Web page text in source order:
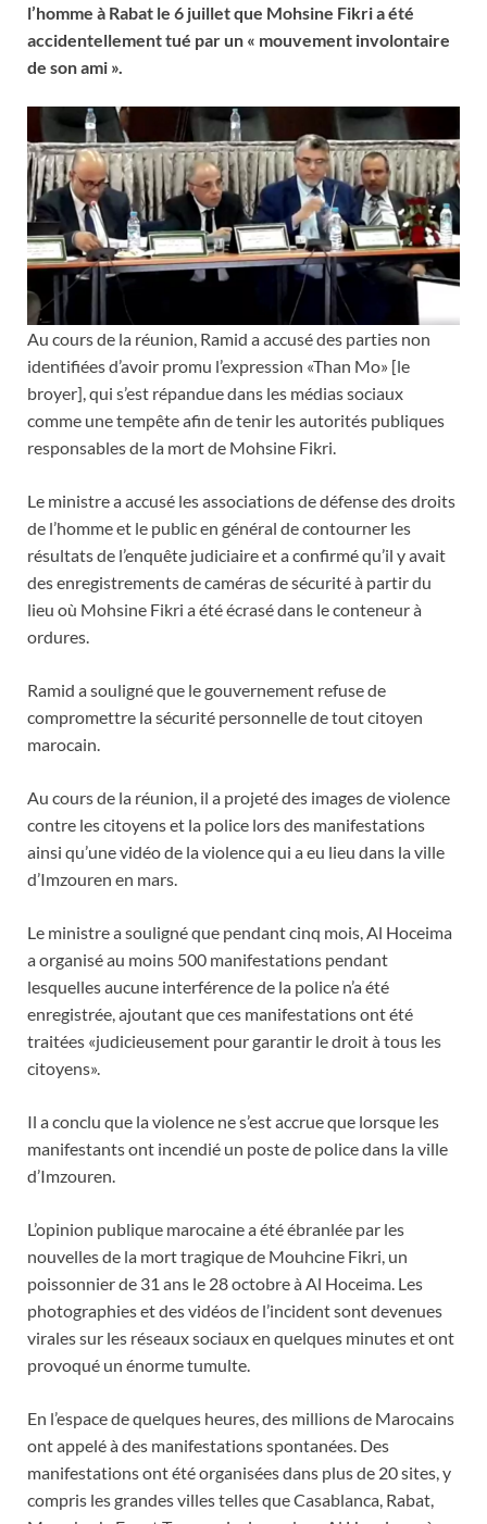
l’homme à Rabat le 6 juillet que Mohsine Fikri a été
accidentellement tué par un « mouvement involontaire
de son ami ».
Au cours de la réunion, Ramid a accusé des parties non
identifiées d’avoir promu l’expression «Than Mo» [le
broyer], qui s’est répandue dans les médias sociaux
comme une tempête afin de tenir les autorités publiques
responsables de la mort de Mohsine Fikri.
Le ministre a accusé les associations de défense des droits
de l’homme et le public en général de contourner les
résultats de l’enquête judiciaire et a confirmé qu’il y avait
des enregistrements de caméras de sécurité à partir du
lieu où Mohsine Fikri a été écrasé dans le conteneur à
ordures.
Ramid a souligné que le gouvernement refuse de
compromettre la sécurité personnelle de tout citoyen
marocain.
Au cours de la réunion, il a projeté des images de violence
contre les citoyens et la police lors des manifestations
ainsi qu’une vidéo de la violence qui a eu lieu dans la ville
d’Imzouren en mars.
Le ministre a souligné que pendant cinq mois, Al Hoceima
a organisé au moins 500 manifestations pendant
lesquelles aucune interférence de la police n’a été
enregistrée, ajoutant que ces manifestations ont été
traitées «judicieusement pour garantir le droit à tous les
citoyens».
Il a conclu que la violence ne s’est accrue que lorsque les
manifestants ont incendié un poste de police dans la ville
d’Imzouren.
L’opinion publique marocaine a été ébranlée par les
nouvelles de la mort tragique de Mouhcine Fikri, un
poissonnier de 31 ans le 28 octobre à Al Hoceima. Les
photographies et des vidéos de l’incident sont devenues
virales sur les réseaux sociaux en quelques minutes et ont
provoqué un énorme tumulte.
En l’espace de quelques heures, des millions de Marocains
ont appelé à des manifestations spontanées. Des
manifestations ont été organisées dans plus de 20 sites, y
compris les grandes villes telles que Casablanca, Rabat,